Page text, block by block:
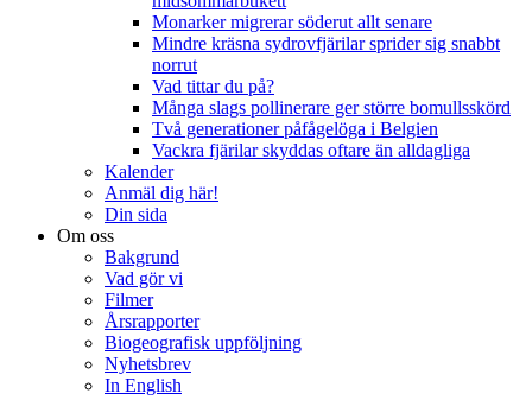
Monarker migrerar söderut allt senare
Mindre kräsna sydrovfjärilar sprider sig snabbt
norrut
Vad tittar du på?
Många slags pollinerare ger större bomullsskörd
Två generationer påfågelöga i Belgien
Vackra fjärilar skyddas oftare än alldagliga
Kalender
Anmäl dig här!
Din sida
Om oss
Bakgrund
Vad gör vi
Filmer
Årsrapporter
Biogeografisk uppföljning
Nyhetsbrev
In English